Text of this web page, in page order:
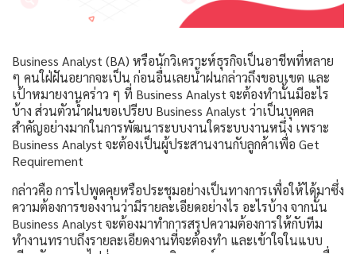
Business Analyst (BA) หรือนักวิเคราะห์ธุรกิจเป็นอาชีพที่หลาย
ๆ คนใฝ่ฝันอยากจะเป็น ก่อนอื่นเลยน้ำฝนกล่าวถึงขอบเขต และ
เป้าหมายงานคร่าว ๆ ที่ Business Analyst จะต้องทำนั้นมีอะไร
บ้าง ส่วนตัวน้ำฝนขอเปรียบ Business Analyst ว่าเป็นบุคคล
สำคัญอย่างมากในการพัฒนาระบบงานใดระบบงานหนึ่ง เพราะ
Business Analyst จะต้องเป็นผู้ประสานงานกับลูกค้าเพื่อ Get
Requirement
กล่าวคือ การไปพูดคุยหรือประชุมอย่างเป็นทางการเพื่อให้ได้มาซึ่ง
ความต้องการของงานว่ามีรายละเอียดอย่างไร อะไรบ้าง จากนั้น
Business Analyst จะต้องมาทำการสรุปความต้องการให้กับทีม
ทำงานทราบถึงรายละเอียดงานที่จะต้องทำ และเข้าใจในแบบ